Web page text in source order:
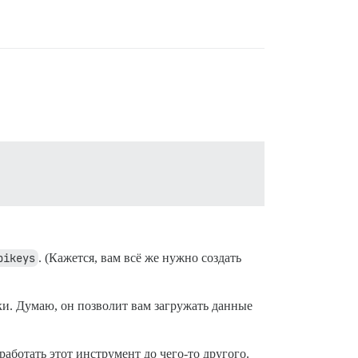
. (Кажется, вам всё же нужно создать
Думаю, он позволит вам загружать данные
этот инструмент до чего-то другого.